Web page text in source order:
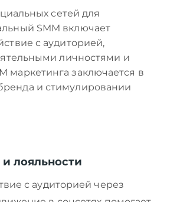
сетей для
SMM включает
с аудиторией,
личностями и
маркетинга заключается в
и стимулировании
лояльности
с аудиторией через